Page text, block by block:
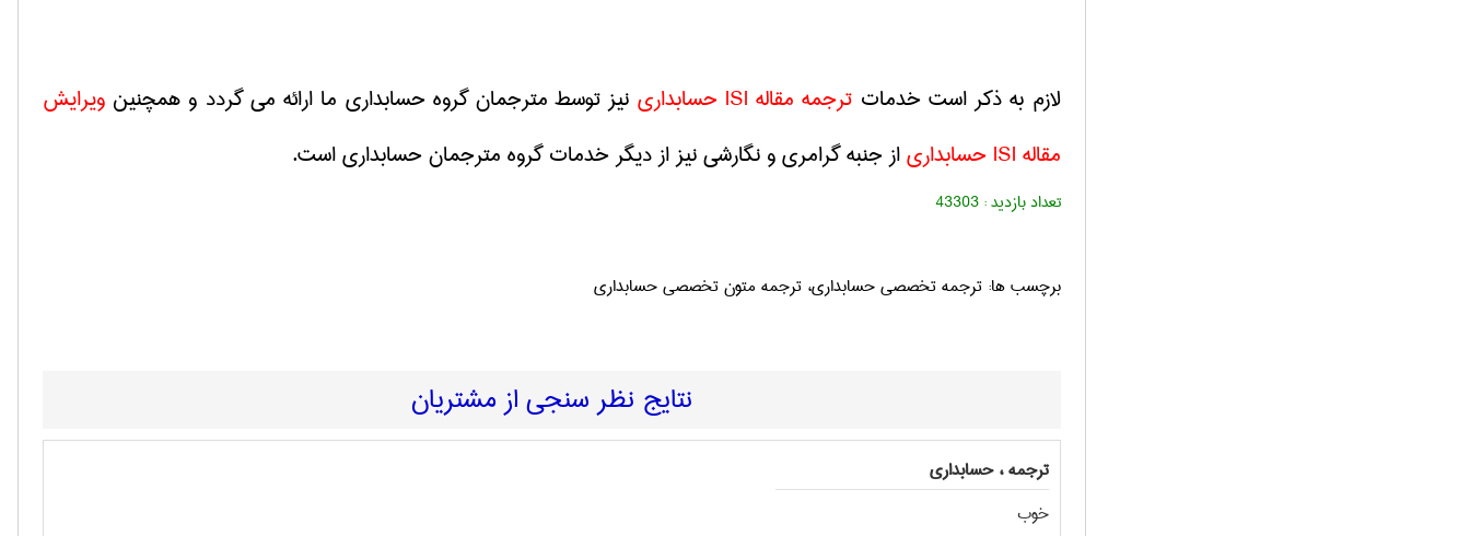
لازم به ذکر است خدمات ترجمه مقاله ISI حسابداری نیز توسط مترجمان گروه حسابداری ما ارائه می گردد و همچنین ویرایش
مقاله ISI
حسابداریاز جنبه گرامری و نگارشی نیز از دیگر خدمات گروه مترجمان حسابداری است.
تعداد بازدید :43303
برچسب ها: ترجمه تخصصی حسابداری، ترجمه متون تخصصی حسابداری
نتایج نظر سنجی از مشتریان
ترجمه ، حسابداری
خوب